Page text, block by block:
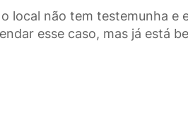
local não tem testemunha e
esse caso, mas já está